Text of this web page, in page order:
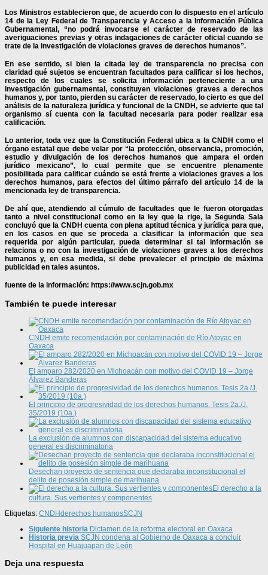
Los Ministros establecieron que, de acuerdo con lo dispuesto en el artículo
14 de la Ley Federal de Transparencia y Acceso a la Información Pública
Gubernamental, “no podrá invocarse el carácter de reservado de las
averiguaciones previas y otras indagaciones de carácter oficial cuando se
trate de la investigación de violaciones graves de derechos humanos”.
En ese sentido, si bien la citada ley de transparencia no precisa con
claridad qué sujetos se encuentran facultados para calificar si los hechos,
respecto de los cuales se solicita información perteneciente a una
investigación gubernamental, constituyen violaciones graves a derechos
humanos y, por tanto, pierden su carácter de reservado, lo cierto es que del
análisis de la naturaleza jurídica y funcional de la CNDH, se advierte que tal
organismo sí cuenta con la facultad necesaria para poder realizar esa
calificación.
Lo anterior, toda vez que la Constitución Federal ubica a la CNDH como el
órgano estatal que debe velar por “la protección, observancia, promoción,
estudio y divulgación de los derechos humanos que ampara el orden
jurídico mexicano”, lo cual permite que se encuentre plenamente
posibilitada para calificar cuándo se está frente a violaciones graves a los
derechos humanos, para efectos del último párrafo del artículo 14 de la
mencionada ley de transparencia.
De ahí que, atendiendo al cúmulo de facultades que le fueron otorgadas
tanto a nivel constitucional como en la ley que la rige, la Segunda Sala
concluyó que la CNDH cuenta con plena aptitud técnica y jurídica para que,
en los casos en que se proceda a clasificar la información que sea
requerida por algún particular, pueda determinar si tal información se
relaciona o no con la investigación de violaciones graves a los derechos
humanos y, en esa medida, si debe prevalecer el principio de máxima
publicidad en tales asuntos.
fuente de la información: https://www.scjn.gob.mx
También te puede interesar
CNDH emite recomendación por contaminación de Río Atoyac en
Oaxaca
El amparo 282/2020 en Michoacán con motivo del COVID 19 – Jorge
Álvarez Banderas
El principio de progresividad de los derechos humanos. Tesis 2a./J.
35/2019 (10a.)
La exclusión de alumnos con discapacidad del sistema educativo
general es discriminatoria
Desechan proyecto de sentencia que declaraba inconstitucional el
delito de posesión simple de marihuana
El derecho a la
cultura. Sus vertientes y componentes
Etiquetas: CNDHderechos humanosSCJN
Siguiente historia Dictamen de la reforma electoral en Oaxaca
Historia previa SCJN condena al Gobierno de Oaxaca a concluir
Hospital en Huajuapan de León
Deja una respuesta